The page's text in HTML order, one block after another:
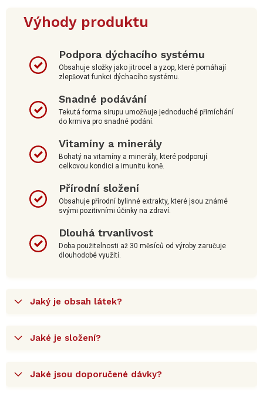
Výhody produktu
Podpora dýchacího systému
Obsahuje složky jako jitrocel a yzop, které pomáhají
zlepšovat funkci dýchacího systému.
Snadné podávání
Tekutá forma sirupu umožňuje jednoduché přimíchání
do krmiva pro snadné podání.
Vitamíny a minerály
Bohatý na vitamíny a minerály, které podporují
celkovou kondici a imunitu koně.
Přírodní složení
Obsahuje přírodní bylinné extrakty, které jsou známé
svými pozitivními účinky na zdraví.
Dlouhá trvanlivost
Doba použitelnosti až 30 měsíců od výroby zaručuje
dlouhodobé využití.
Jaký je obsah látek?
Jaké je složení?
Jaké jsou doporučené dávky?